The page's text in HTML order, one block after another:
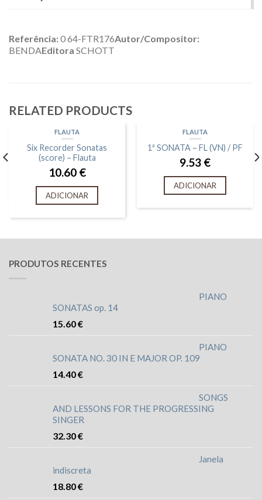
Referência:0 64-FTR176Autor/Compositor:
BENDAEditora SCHOTT
RELATED PRODUCTS
FLAUTA
Six Recorder Sonatas
(score) – Flauta
10.60 €
ADICIONAR
FLAUTA
1ª SONATA – FL (VN) / PF
9.53 €
ADICIONAR
PRODUTOS RECENTES
PIANO
SONATAS op. 14
15.60€
PIANO
SONATA NO. 30 IN E MAJOR OP. 109
14.40€
SONGS
AND LESSONS FOR THE PROGRESSING
SINGER
32.30€
Janela
indiscreta
18.80€